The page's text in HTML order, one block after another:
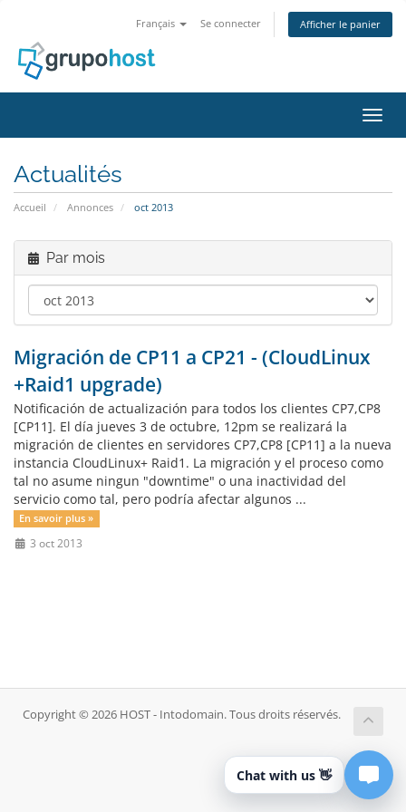
Français Se connecter Afficher le panier
Actualités
Accueil Annonces oct 2013
Par mois
Migración de CP11 a CP21 - (CloudLinux
+Raid1 upgrade)
Notificación de actualización para todos los clientes CP7,CP8
[CP11]. El día jueves 3 de octubre, 12pm se realizará la
migración de clientes en servidores CP7,CP8 [CP11] a la nueva
instancia CloudLinux+ Raid1. La migración y el proceso como
tal no asume ningun "downtime" o una inactividad del
servicio como tal, pero podría afectar algunos ...
En savoir plus »
3 oct 2013
Copyright © 2026 HOST - Intodomain. Tous droits réservés.
Chat with us 👋